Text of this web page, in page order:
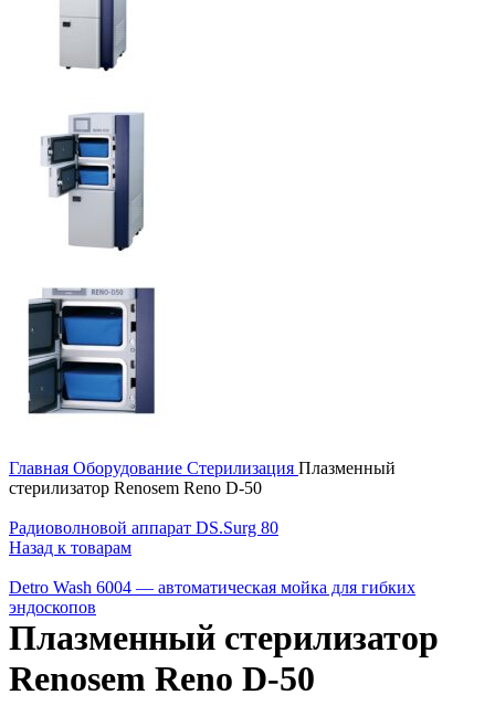
Главная Оборудование Стерилизация Плазменный
стерилизатор Renosem Reno D-50
Радиоволновой аппарат DS.Surg 80
Назад к товарам
Detro Wash 6004 — автоматическая мойка для гибких
эндоскопов
Плазменный стерилизатор
Renosem Reno D-50